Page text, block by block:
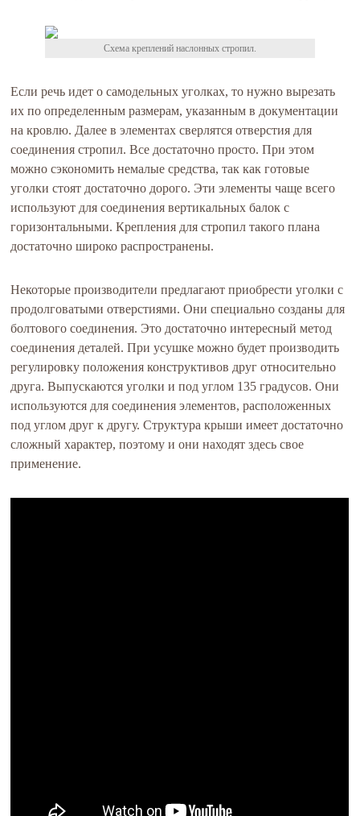
Схема креплений наслонных стропил.
Если речь идет о самодельных уголках, то нужно вырезать
их по определенным размерам, указанным в документации
на кровлю. Далее в элементах сверлятся отверстия для
соединения стропил. Все достаточно просто. При этом
можно сэкономить немалые средства, так как готовые
уголки стоят достаточно дорого. Эти элементы чаще всего
используют для соединения вертикальных балок с
горизонтальными. Крепления для стропил такого плана
достаточно широко распространены.
Некоторые производители предлагают приобрести уголки с
продолговатыми отверстиями. Они специально созданы для
болтового соединения. Это достаточно интересный метод
соединения деталей. При усушке можно будет производить
регулировку положения конструктивов друг относительно
друга. Выпускаются уголки и под углом 135 градусов. Они
используются для соединения элементов, расположенных
под углом друг к другу. Структура крыши имеет достаточно
сложный характер, поэтому и они находят здесь свое
применение.